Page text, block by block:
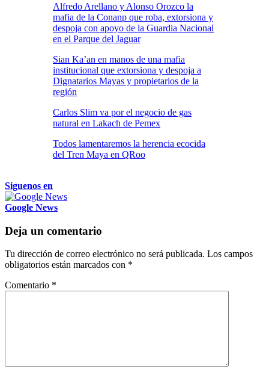
Alfredo Arellano y Alonso Orozco la
mafia de la Conanp que roba, extorsiona y
despoja con apoyo de la Guardia Nacional
en el Parque del Jaguar
Sian Ka’an en manos de una mafia
institucional que extorsiona y despoja a
Dignatarios Mayas y propietarios de la
región
Carlos Slim va por el negocio de gas
natural en Lakach de Pemex
Todos lamentaremos la herencia ecocida
del Tren Maya en QRoo
Siguenos en
Google News
Deja un comentario
Tu dirección de correo electrónico no será publicada. Los campos
obligatorios están marcados con *
Comentario *